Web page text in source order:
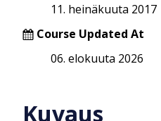
11. heinäkuuta 2017
Course Updated At
06. elokuuta 2026
Kuvaus